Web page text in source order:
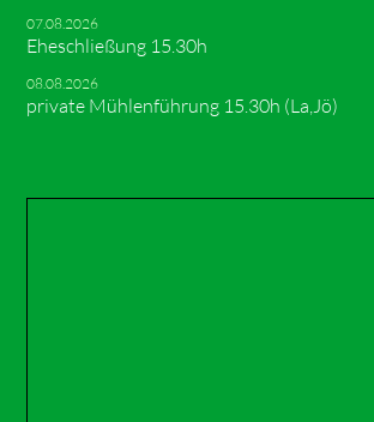
07.08.2026
Eheschließung 15.30h
08.08.2026
private Mühlenführung 15.30h (La,Jö)